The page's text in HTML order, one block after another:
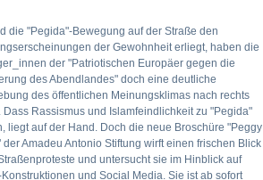
die "Pegida"-Bewegung auf der Straße den
der Gewohnheit erliegt, haben die
der "Patriotischen Europäer gegen die
des Abendlandes" doch eine deutliche
des öffentlichen Meinungsklimas nach rechts
Dass Rassismus und Islamfeindlichkeit zu "Pegida"
liegt auf der Hand. Doch die neue Broschüre "Peggy
der Amadeu Antonio Stiftung wirft einen frischen Blick
und untersucht sie im Hinblick auf
und Social Media. Sie ist ab sofort